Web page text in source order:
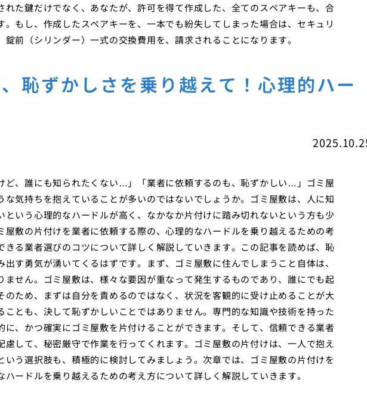
れた鍵だけでなく、あなたが、許可を得て作成した、全てのスペアキーも、合
。もし、作成したスペアキーを、一本でも紛失してしまった場合は、セキュリ
前（シリンダー）一式の交換費用を、請求されることになります。
恥ずかしさを乗り越えて！心理的ハー
ど、誰にも知られたくない…」「業者に依頼するのも、恥ずかしい…」ゴミ屋
な気持ちを抱えていることが多いのではないでしょうか。ゴミ屋敷は、人に知
という心理的なハードルが高く、なかなか片付けに踏み切れないという方も少
屋敷の片付けを業者に依頼する際の、心理的なハードルを乗り越えるための考
きる業者選びのコツについて詳しく解説していきます。この記事を読めば、恥
す勇気が湧いてくるはずです。まず、ゴミ屋敷に住んでしまうこと自体は、
ません。ゴミ屋敷は、様々な要因が重なって発生するものであり、誰にでも起
のため、まずは自分を責めるのではなく、状況を客観的に受け止めることが大
ことも、決して恥ずかしいことではありません。専門的な知識や技術を持った
に、かつ確実にゴミ屋敷を片付けることができます。そして、信頼できる業者
慮して、秘密厳守で作業を行ってくれます。ゴミ屋敷の片付けは、一人で抱え
いう選択肢も、積極的に検討してみましょう。次章では、ゴミ屋敷の片付けを
ードルを乗り越えるための考え方について詳しく解説していきます。